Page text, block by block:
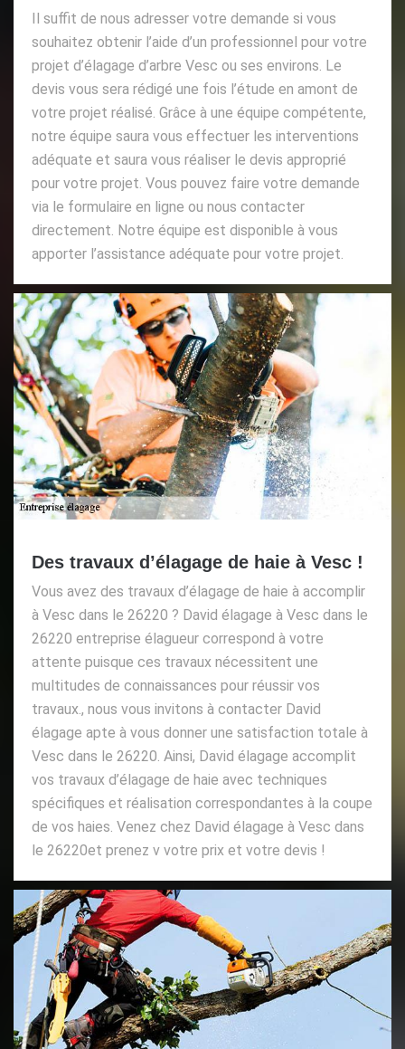
Il suffit de nous adresser votre demande si vous
souhaitez obtenir l’aide d’un professionnel pour votre
projet d’élagage d’arbre Vesc ou ses environs. Le
devis vous sera rédigé une fois l’étude en amont de
votre projet réalisé. Grâce à une équipe compétente,
notre équipe saura vous effectuer les interventions
adéquate et saura vous réaliser le devis approprié
pour votre projet. Vous pouvez faire votre demande
via le formulaire en ligne ou nous contacter
directement. Notre équipe est disponible à vous
apporter l’assistance adéquate pour votre projet.
Des travaux d’élagage de haie à Vesc !
Vous avez des travaux d’élagage de haie à accomplir
à Vesc dans le 26220 ? David élagage à Vesc dans le
26220 entreprise élagueur correspond à votre
attente puisque ces travaux nécessitent une
multitudes de connaissances pour réussir vos
travaux., nous vous invitons à contacter David
élagage apte à vous donner une satisfaction totale à
Vesc dans le 26220. Ainsi, David élagage accomplit
vos travaux d’élagage de haie avec techniques
spécifiques et réalisation correspondantes à la coupe
de vos haies. Venez chez David élagage à Vesc dans
le 26220et prenez v votre prix et votre devis !